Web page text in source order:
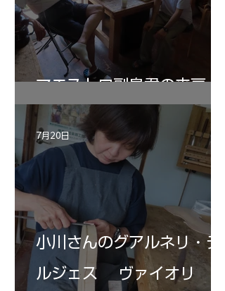
マエストロ副島君の来房
小川さんのグアルネリ・デ
ルジェス ヴァイオリ
7月20日